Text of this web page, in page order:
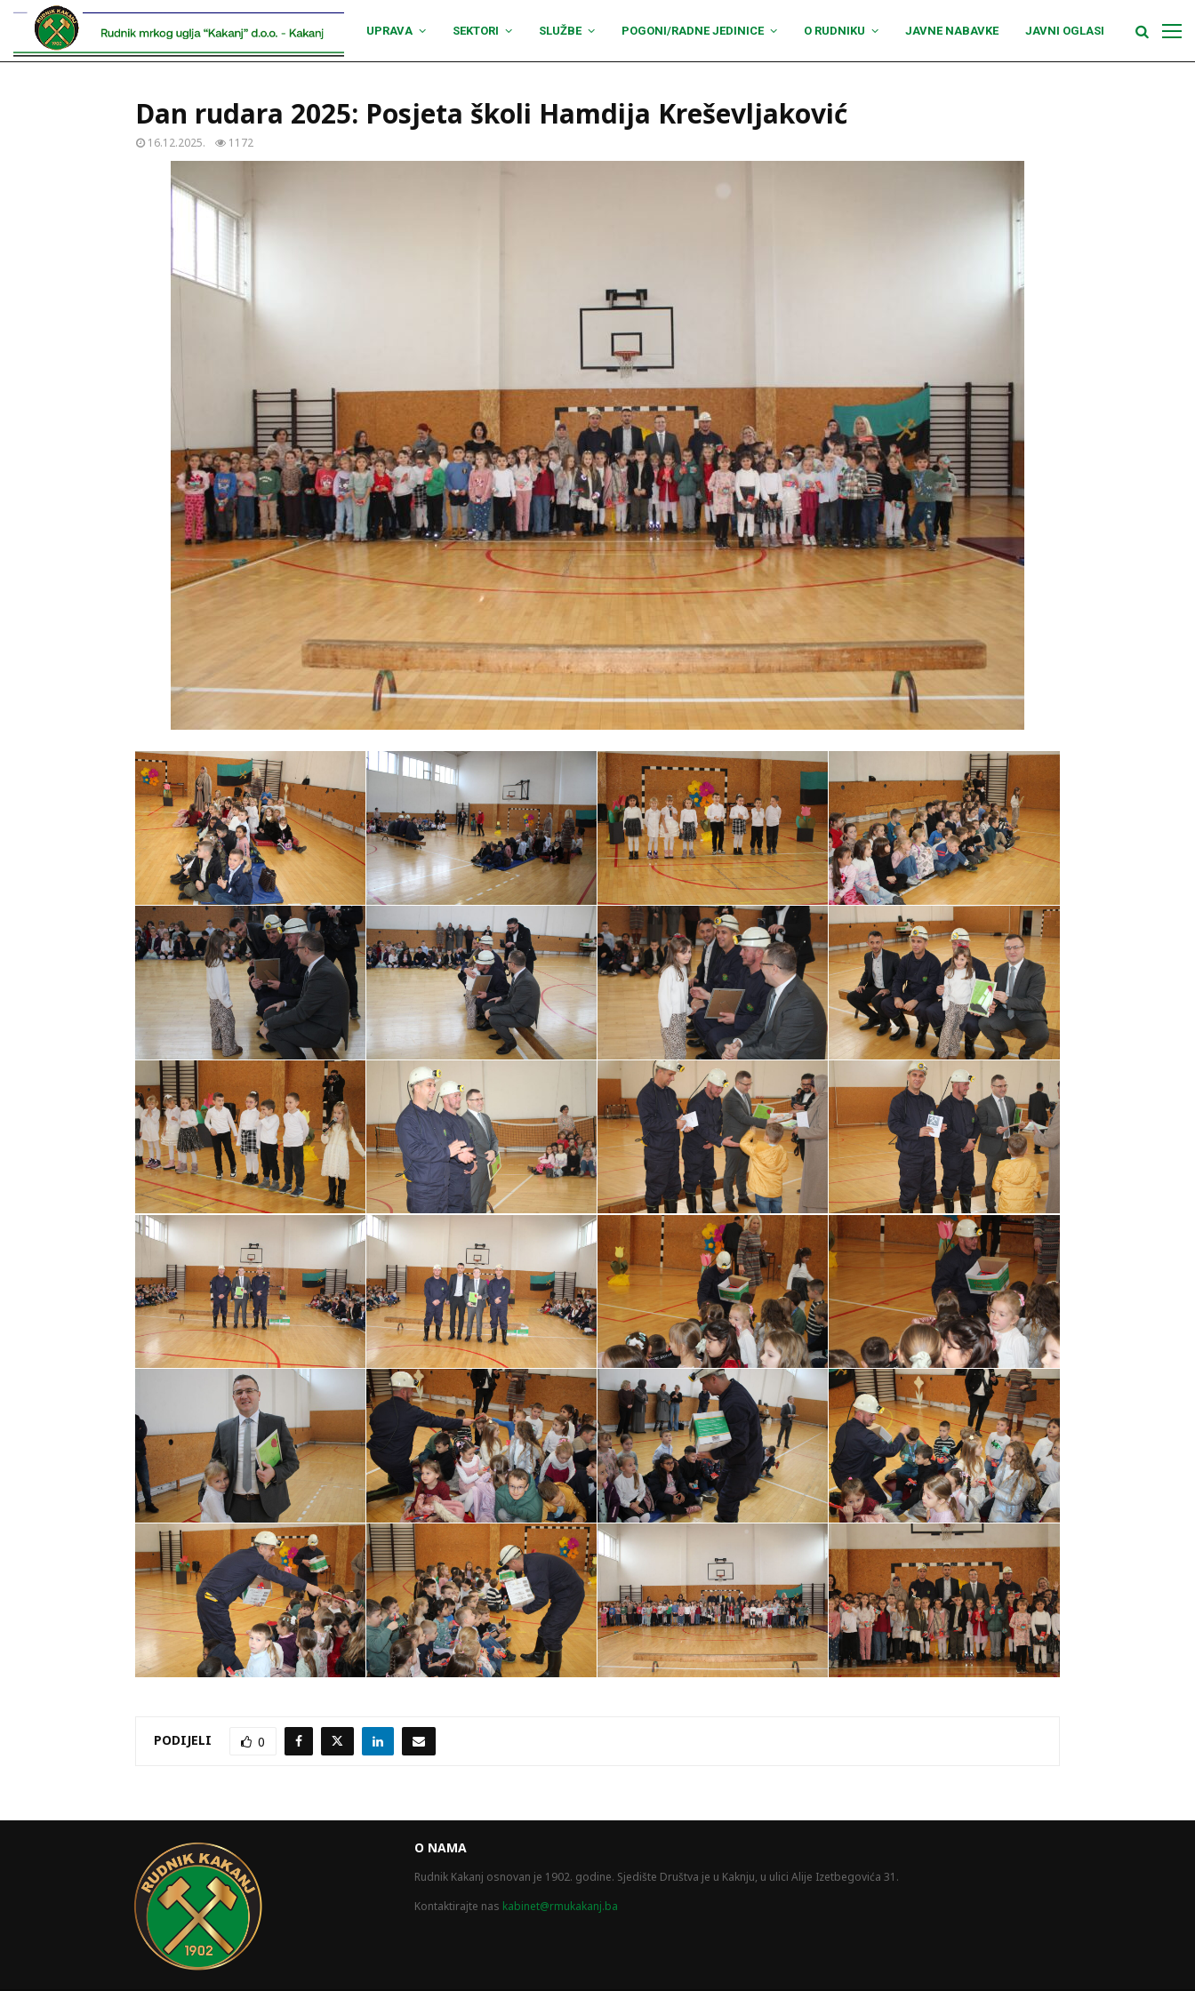
UPRAVA SEKTORI SLUŽBE POGONI/RADNE JEDINICE O RUDNIKU JAVNE NABAVKE JAVNI OGLASI
Dan rudara 2025: Posjeta školi Hamdija Kreševljaković
16.12.2025. 1172
PODIJELI 0
O NAMA
Rudnik Kakanj osnovan je 1902. godine. Sjedište Društva je u Kaknju, u ulici Alije Izetbegovića 31.
Kontaktirajte nas kabinet@rmukakanj.ba